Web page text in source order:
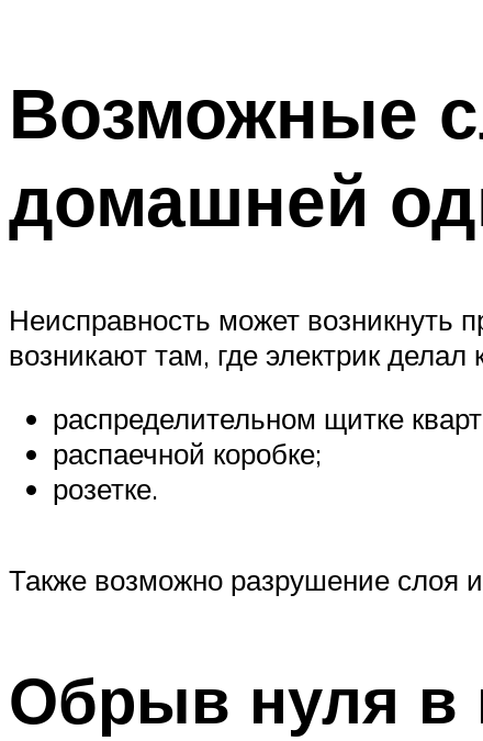
Возможные
домашней
Неисправность может возникнуть
возникают там, где электрик
распределительном щитке
распаечной коробке;
розетке.
Также возможно разрушение слоя
Обрыв нуля в